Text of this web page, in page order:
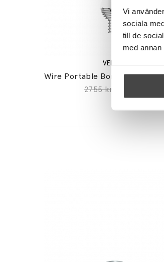
Vi
sociala
till de
med
VERPAN
2755 kr